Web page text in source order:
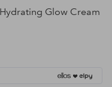
Glow Cream